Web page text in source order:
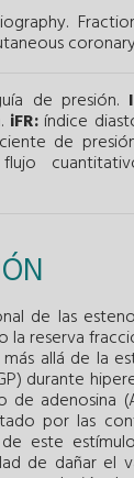
de presión.
iFR:índice
de
de las
la reserva
allá de la
durante
adenosina
por las
este
de dañar el